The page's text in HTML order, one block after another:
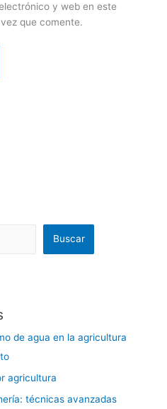
y web en este
que comente.
Buscar
de agua en la agricultura
agricultura
técnicas avanzadas